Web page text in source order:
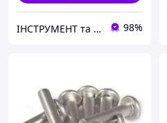
ІНСТРУМЕНТ та МЕТИЗИ 98%